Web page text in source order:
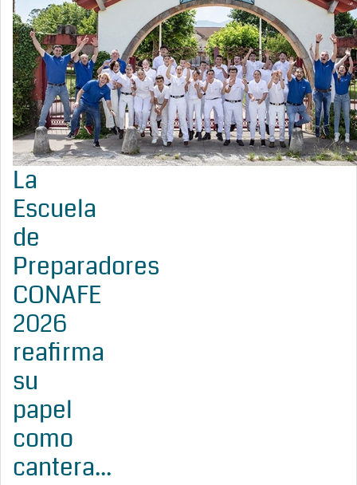
La
Escuela
de
Preparadores
CONAFE
2026
reafirma
su
papel
como
cantera...